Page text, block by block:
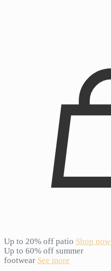
Up to 20% off patio Shop now
Up to 60% off summer
footwear See more